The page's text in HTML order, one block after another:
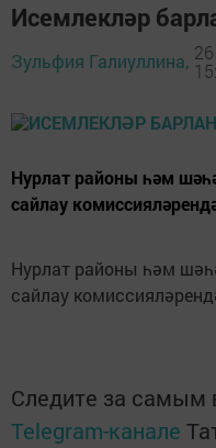
Исемлекләр
Зульфия Галиуллина,
Нурлат районы һәм
сайлау
Нурлат районы һәм
сайлау
Следите за
Telegram-канале